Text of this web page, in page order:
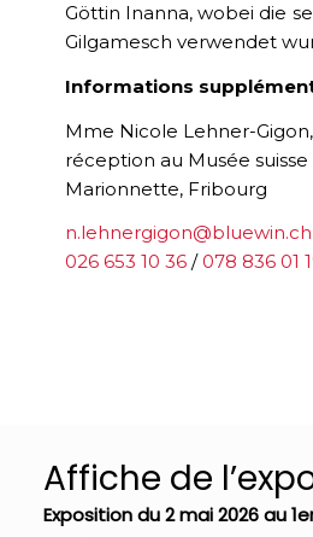
Göttin Inanna, wobei die
Gilgamesch verwendet
Informations
Mme Nicole Lehner-
réception au Musée suisse
Marionnette, Fribourg
n.lehnergigon@bluewin.ch
026 653 10 36/078 836 01
Affiche de
Exposition du 2 mai 2026 au